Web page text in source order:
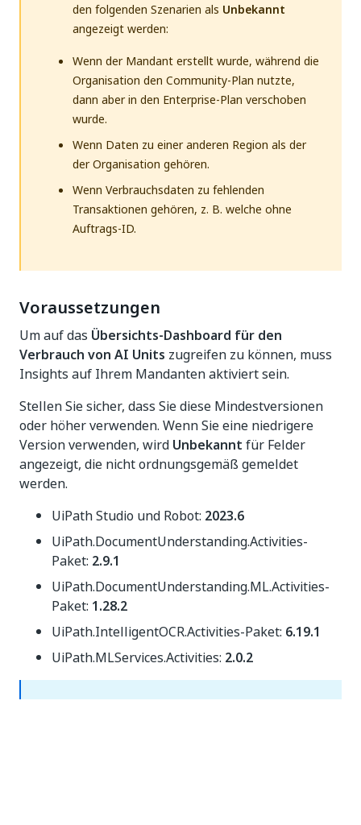
den folgenden Szenarien als Unbekannt
angezeigt werden:
Wenn der Mandant erstellt wurde, während die
Organisation den Community-Plan nutzte,
dann aber in den Enterprise-Plan verschoben
wurde.
Wenn Daten zu einer anderen Region als der
der Organisation gehören.
Wenn Verbrauchsdaten zu fehlenden
Transaktionen gehören, z. B. welche ohne
Auftrags-ID.
Voraussetzungen
Um auf das Übersichts-Dashboard für den
Verbrauch von AI Units zugreifen zu können, muss
Insights auf Ihrem Mandanten aktiviert sein.
Stellen Sie sicher, dass Sie diese Mindestversionen
oder höher verwenden. Wenn Sie eine niedrigere
Version verwenden, wird Unbekannt für Felder
angezeigt, die nicht ordnungsgemäß gemeldet
werden.
UiPath Studio und Robot: 2023.6
UiPath.DocumentUnderstanding.Activities-
Paket: 2.9.1
UiPath.DocumentUnderstanding.ML.Activities-
Paket: 1.28.2
UiPath.IntelligentOCR.Activities-Paket: 6.19.1
UiPath.MLServices.Activities: 2.0.2